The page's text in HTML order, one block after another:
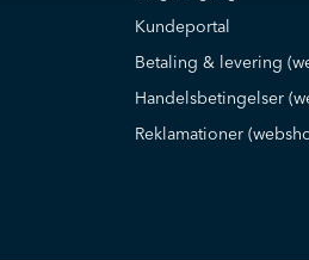
Kundeportal
Betaling & levering
Handelsbetingelser
Reklamationer